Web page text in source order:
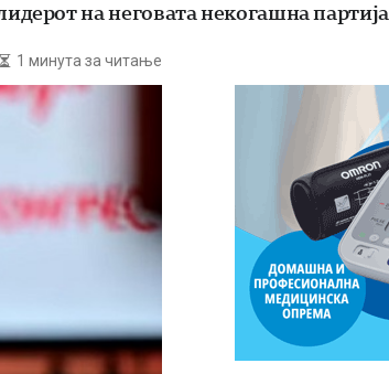
на неговата некогашна партија
1 минута за читање